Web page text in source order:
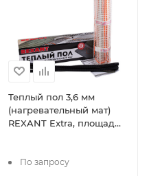
Теплый пол 3,6 мм
(нагревательный мат)
REXANT Extra, площадь
По запросу